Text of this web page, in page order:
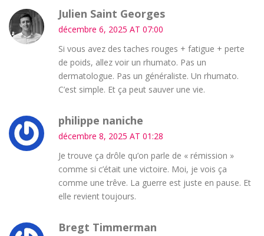
Julien Saint Georges
décembre 6, 2025 AT 07:00
Si vous avez des taches rouges + fatigue + perte
de poids, allez voir un rhumato. Pas un
dermatologue. Pas un généraliste. Un rhumato.
C’est simple. Et ça peut sauver une vie.
philippe naniche
décembre 8, 2025 AT 01:28
Je trouve ça drôle qu’on parle de « rémission »
comme si c’était une victoire. Moi, je vois ça
comme une trêve. La guerre est juste en pause. Et
elle revient toujours.
Bregt Timmerman